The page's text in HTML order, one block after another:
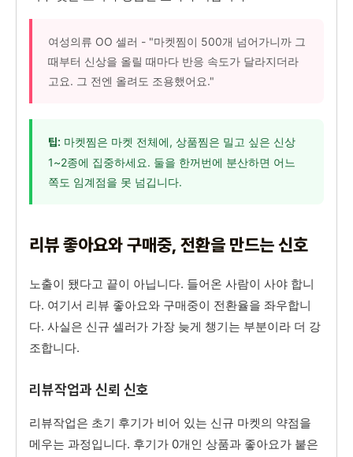
여성의류 OO 셀러 - "마켓찜이 500개 넘어가니까 그
때부터 신상을 올릴 때마다 반응 속도가 달라지더라
고요. 그 전엔 올려도 조용했어요."
팁: 마켓찜은 마켓 전체에, 상품찜은 밀고 싶은 신상
1~2종에 집중하세요. 둘을 한꺼번에 분산하면 어느
쪽도 임계점을 못 넘깁니다.
리뷰 좋아요와 구매중, 전환을 만드는 신호
노출이 됐다고 끝이 아닙니다. 들어온 사람이 사야 합니
다. 여기서 리뷰 좋아요와 구매중이 전환율을 좌우합니
다. 사실은 신규 셀러가 가장 늦게 챙기는 부분이라 더 강
조합니다.
리뷰작업과 신뢰 신호
리뷰작업은 초기 후기가 비어 있는 신규 마켓의 약점을
메우는 과정입니다. 후기가 0개인 상품과 좋아요가 붙은